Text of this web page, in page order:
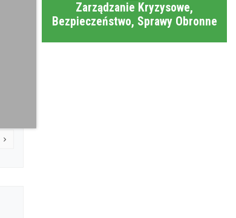
Zarządzanie Kryzysowe,
Bezpieczeństwo, Sprawy Obronne